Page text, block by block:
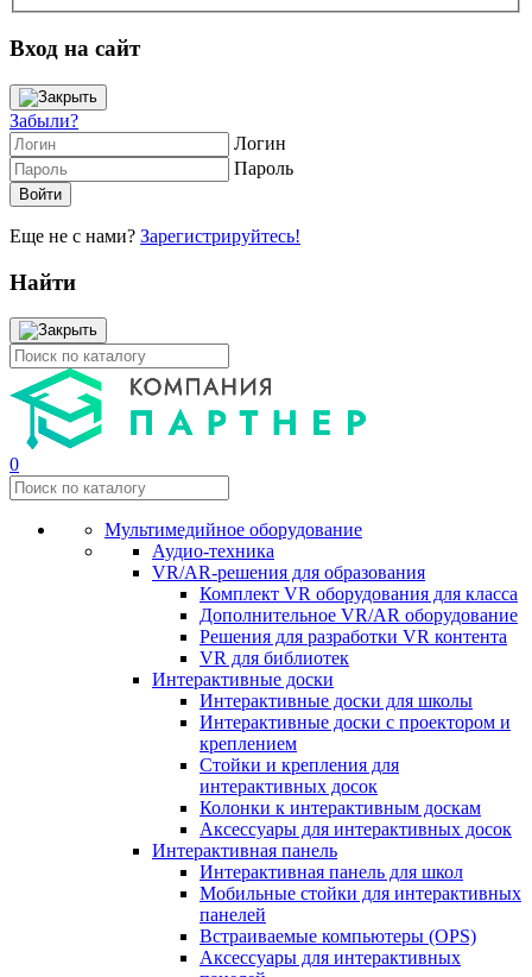
Вход на сайт
Забыли?
Логин
Пароль
Еще не с нами? Зарегистрируйтесь!
Найти
0
Мультимедийное оборудование
Аудио-техника
VR/AR-решения для образования
Комплект VR оборудования для класса
Дополнительное VR/AR оборудование
Решения для разработки VR контента
VR для библиотек
Интерактивные доски
Интерактивные доски для школы
Интерактивные доски с проектором и
креплением
Стойки и крепления для
интерактивных досок
Колонки к интерактивным доскам
Аксессуары для интерактивных досок
Интерактивная панель
Интерактивная панель для школ
Мобильные стойки для интерактивных
панелей
Встраиваемые компьютеры (OPS)
Аксессуары для интерактивных